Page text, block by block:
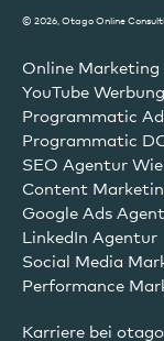
© 2026, Otago Online
Online
YouTube Werbung
Programmatic
Programmatic
SEO Agentur
Content
Google Ads
LinkedIn Agentur
Social Media
Performance
Karriere bei otago